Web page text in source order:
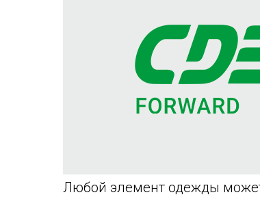
Любой элемент одежды